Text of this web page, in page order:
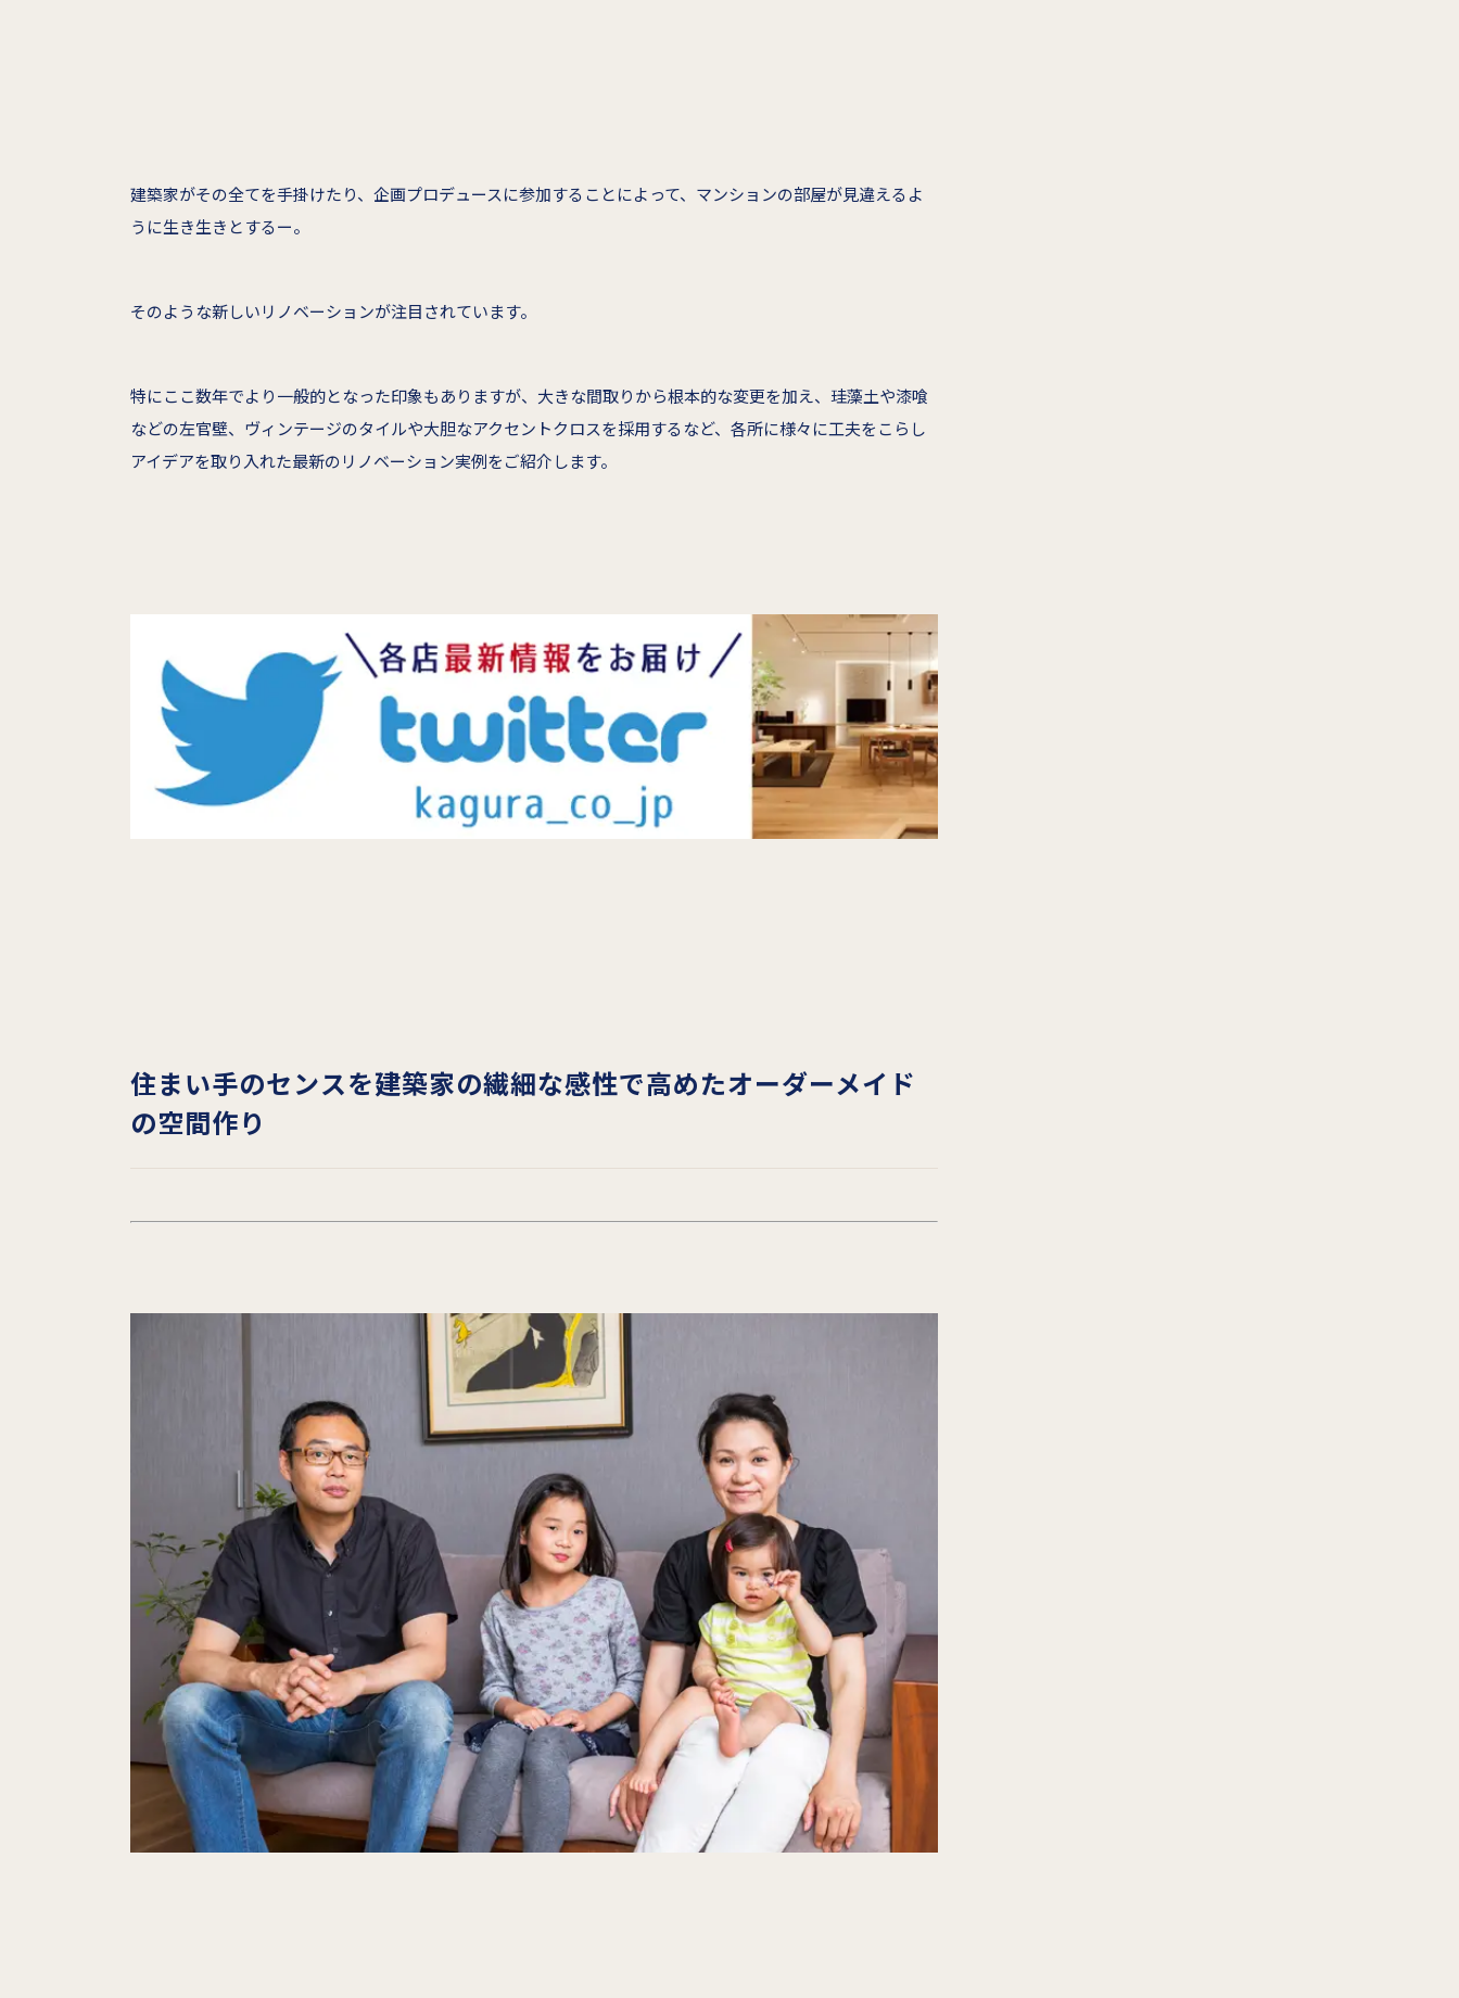
建築家がその全てを手掛けたり、企画プロデュースに参加することによって、マンションの部屋が見違えるよ
うに生き生きとするー。
そのような新しいリノベーションが注目されています。
特にここ数年でより一般的となった印象もありますが、大きな間取りから根本的な変更を加え、珪藻土や漆喰
などの左官壁、ヴィンテージのタイルや大胆なアクセントクロスを採用するなど、各所に様々に工夫をこらし
アイデアを取り入れた最新のリノベーション実例をご紹介します。
住まい手のセンスを建築家の繊細な感性で高めたオーダーメイド
の空間作り